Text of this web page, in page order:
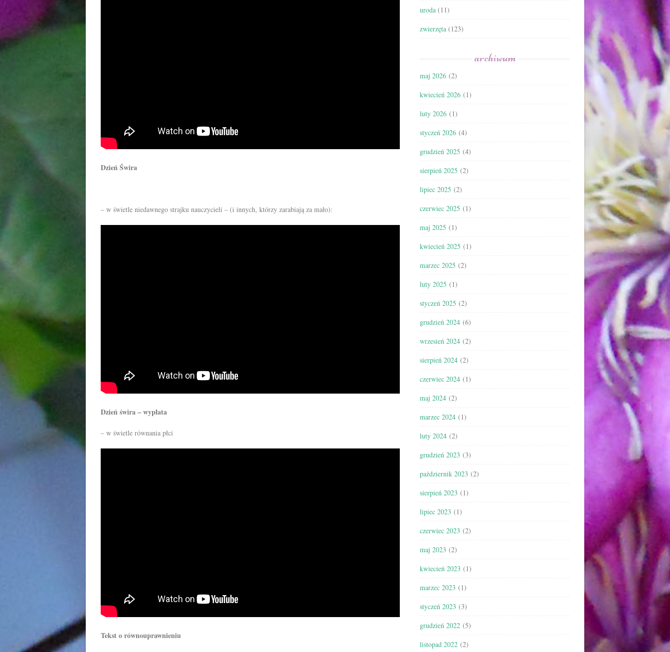
Dzień Świra
– w świetle niedawnego strajku nauczycieli – (i innych, którzy zarabiają za mało):
Dzień świra – wypłata
– w świetle równania płci
Tekst o równouprawnieniu
uroda (11)
zwierzęta (123)
archiwum
maj 2026 (2)
kwiecień 2026 (1)
luty 2026 (1)
styczeń 2026 (4)
grudzień 2025 (4)
sierpień 2025 (2)
lipiec 2025 (2)
czerwiec 2025 (1)
maj 2025 (1)
kwiecień 2025 (1)
marzec 2025 (2)
luty 2025 (1)
styczeń 2025 (2)
grudzień 2024 (6)
wrzesień 2024 (2)
sierpień 2024 (2)
czerwiec 2024 (1)
maj 2024 (2)
marzec 2024 (1)
luty 2024 (2)
grudzień 2023 (3)
październik 2023 (2)
sierpień 2023 (1)
lipiec 2023 (1)
czerwiec 2023 (2)
maj 2023 (2)
kwiecień 2023 (1)
marzec 2023 (1)
styczeń 2023 (3)
grudzień 2022 (5)
listopad 2022 (2)